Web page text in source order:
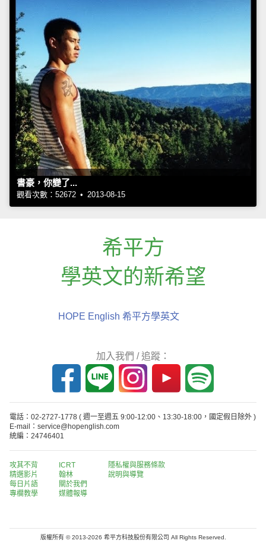
書豪，你變了...
觀看次數：52672 • 2013-08-15
希平方
學英文的新希望
HOPE English 希平方學英文
加入我們 / 追蹤：
電話：02-2727-1778 ( 週一至週五 9:00-12:00、13:30-18:00，國定假日除外 )
E-mail：service@hopenglish.com
統編：24746401
攻其不背
精選影片
每日片語
專欄教學
ICRT
翰林
關於我們
媒體報導
隱私權與服務條款
說明與導覽
版權所有 © 2013-2026 希平方科技股份有限公司 All Rights Reserved.